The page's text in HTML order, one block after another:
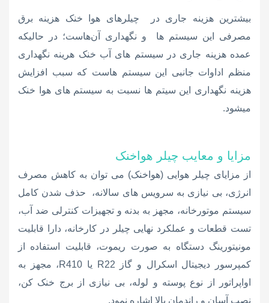
بیشترین هزینه جاری در چیلرهای هوا خنک هزینه برق
مصرفی این سیستم ها و نگهداری آن‌هاست؛ در حالیکه
عمده هزینه جاری در سیستم های آب خنک هرینه نگهداری
منظم اداوات جانبی این سیستم هاست که سبب افزایش
هزینه نگهداری این سیتم ها نسبت به سیستم های هوا خنک
میشود.
مزایا و معایب چیلر هواخنک
از مزایای چیلر هوایی (هواخنک) می توان به کاهش مصرف
انرژی، بی نیازی به سرویس های سالانه، حذف شدن کامل
سیستم موتورخانه، مجهز به بدنه و تجهیزات کنترلی ضد آب،
تست قطعات و عملکرد نهایی چیلر در کارخانه، دارا قابلیت
مونیتورینگ دستگاه به صورت ریموت، قابلیت استفاده از
کمپرسور دیجیتال اسکرال و گاز R22 یا R410، مجهز به
اواپراتور از نوع پوسته و لوله، بی نیازی از برج خنک کن،
نصب آسان و راندمان بالا اشاره نمود.